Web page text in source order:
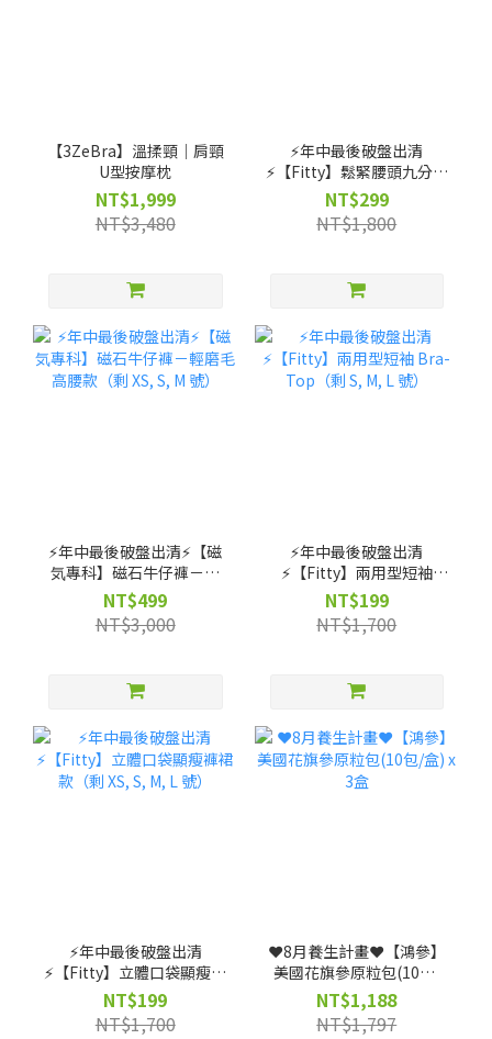
【3ZeBra】溫揉頸｜肩頸
U型按摩枕
NT$1,999
NT$3,480
⚡️年中最後破盤出清
⚡️【Fitty】鬆緊腰頭九分寬
褲（剩 XS, S, M, L, XL 號）
NT$299
NT$1,800
⚡️年中最後破盤出清⚡️【磁
気專科】磁石牛仔褲－輕
磨毛高腰款（剩 XS, S, M
號）
NT$499
NT$3,000
⚡️年中最後破盤出清
⚡️【Fitty】兩用型短袖
Bra-Top（剩 S, M, L 號）
NT$199
NT$1,700
⚡️年中最後破盤出清
⚡️【Fitty】立體口袋顯瘦褲
裙款（剩 XS, S, M, L 號）
NT$199
NT$1,700
❤️8月養生計畫❤️【鴻參】
美國花旗參原粒包(10包/
盒) x 3盒
NT$1,188
NT$1,797